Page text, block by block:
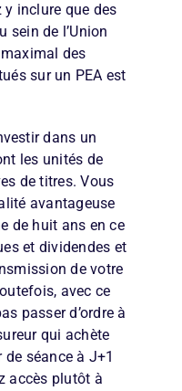
inclure que des
sein de l’Union
des
sur un PEA est
dans un
les unités de
de titres. Vous
avantageuse
de huit ans en ce
et dividendes et
de votre
avec ce
passer d’ordre à
qui achète
séance à J+1
accès plutôt à